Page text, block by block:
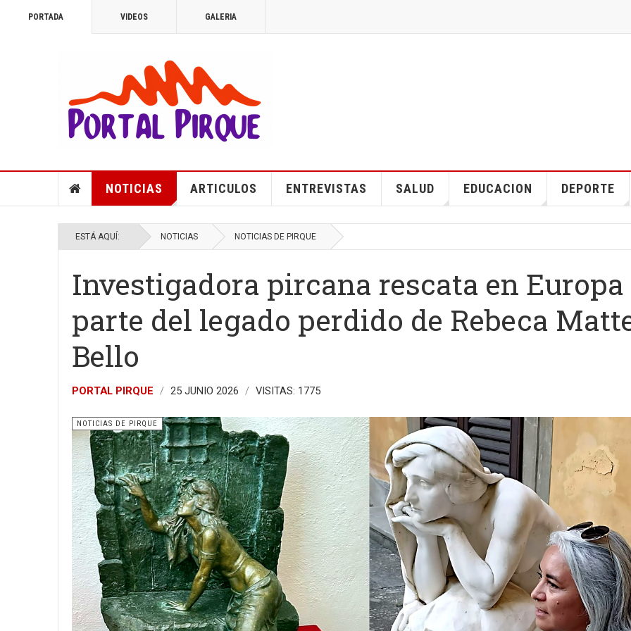
PORTADA VIDEOS GALERIA
NOTICIAS ARTICULOS ENTREVISTAS SALUD EDUCACION DEPORTE
ESTÁ AQUÍ: NOTICIAS NOTICIAS DE PIRQUE
Investigadora pircana rescata en Europa
parte del legado perdido de Rebeca
Bello
PORTAL PIRQUE 25 JUNIO 2026 VISITAS: 1775
NOTICIAS DE PIRQUE